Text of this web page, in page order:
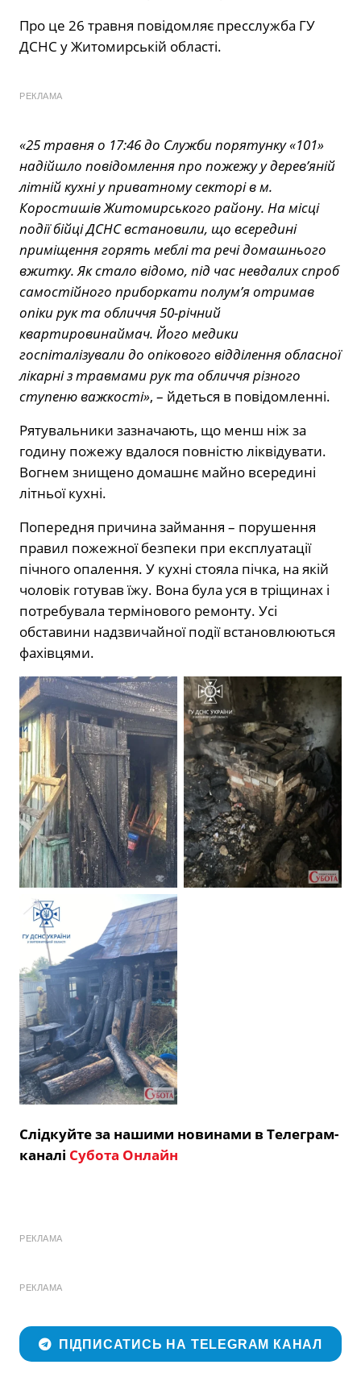
Про це 26 травня повідомляє пресслужба ГУ
ДСНС у Житомирській області.
РЕКЛАМА
«25 травня о 17:46 до Служби порятунку «101»
надійшло повідомлення про пожежу у дерев’яній
літній кухні у приватному секторі в м.
Коростишів Житомирського району. На місці
події бійці ДСНС встановили, що всередині
приміщення горять меблі та речі домашнього
вжитку. Як стало відомо, під час невдалих спроб
самостійного приборкати полум’я отримав
опіки рук та обличчя 50-річний
квартировинаймач. Його медики
госпіталізували до опікового відділення обласної
лікарні з травмами рук та обличчя різного
ступеню важкості», – йдеться в повідомленні.
Рятувальники зазначають, що менш ніж за
годину пожежу вдалося повністю ліквідувати.
Вогнем знищено домашнє майно всередині
літньої кухні.
Попередня причина займання – порушення
правил пожежної безпеки при експлуатації
пічного опалення. У кухні стояла пічка, на якій
чоловік готував їжу. Вона була уся в тріщинах і
потребувала термінового ремонту. Усі
обставини надзвичайної події встановлюються
фахівцями.
Слідкуйте за нашими новинами в Телеграм-
каналі Субота Онлайн
РЕКЛАМА
РЕКЛАМА
ПІДПИСАТИСЬ НА TELEGRAM КАНАЛ